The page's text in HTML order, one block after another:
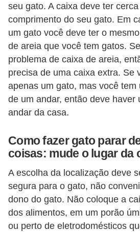
seu gato. A caixa deve ter
comprimento do seu gato. Em
um gato você deve ter o
de areia que você tem gatos.
problema de caixa de areia,
precisa de uma caixa extra. Se
apenas um gato, mas você
de um andar, então deve haver
andar da casa.
Como fazer gato parar
coisas: mude o lugar da
A escolha da localização deve
segura para o gato, não
dono do gato. Não coloque a
dos alimentos, em um porão
ou perto de eletrodomésticos
c
a
c
h
o
r
r
o
e
a
n
i
n